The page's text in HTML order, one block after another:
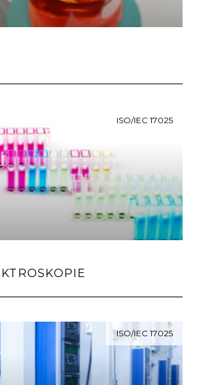
ISO/IEC 17025
ISO/IEC 17025